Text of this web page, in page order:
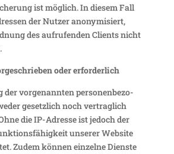
ist möglich. In diesem Fall
der Nutzer anony­mi­siert,
des aufru­fenden Clients nicht
oder erforderlich
der vorge­nannten perso­nen­be­zo­
gesetz­lich noch vertrag­lich
die IP-Adresse ist jedoch der
unserer Website
Zudem können einzelne Dienste